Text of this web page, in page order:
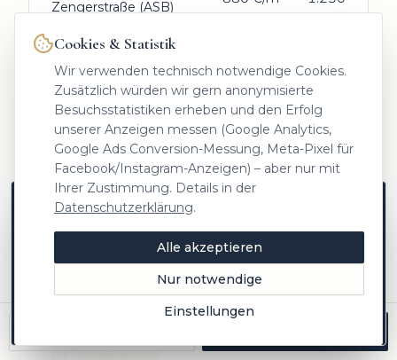
Zengerstraße (ASB)
Garchinger Weg (ASB)
Lindenweg (ASB) 880 €/m² 950 €/m²
Birkenweg (ASB) 880 €/m² 950 €/m²
Gewerbeflächen
Hallbergmoos
Gewerbe
300 €/m² 300 €/m²
Gewerbeflächen westl.
Landwirtschaftliche
Landwirtschaft
20 €/m²
Landwirtschaftliche
(F)
Landwirtschaft
Neue Objekte zuerst auf Instagram
Marktwissen aus Freising, Einblicke hinter die
Kulissen und Objekte vor allen anderen –
folgen Sie @heinrichs.immobilien.
Jetzt folgen Später
Cookies & Statistik
Wir verwenden technisch notwendige Cookies.
Zusätzlich würden wir gern anonymisierte
Besuchsstatistiken erheben und den Erfolg
unserer Anzeigen messen (Google Analytics,
Google Ads Conversion-Messung, Meta-Pixel für
Facebook/Instagram-Anzeigen) – aber nur mit
Ihrer Zustimmung. Details in der
Datenschutzerklärung.
Alle akzeptieren
Nur notwendige
Einstellungen